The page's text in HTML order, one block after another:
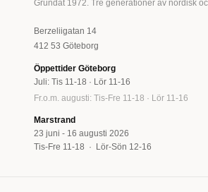
Grundat 1972. Tre generationer av nordisk
Berzeliigatan 14
412 53 Göteborg
Öppettider Göteborg
Juli: Tis 11-18 · Lör 11-16
Fr.o.m. augusti: Tis-Fre 11-18 · Lör 11-16
Marstrand
23 juni - 16 augusti 2026
Tis-Fre 11-18 · Lör-Sön 12-16